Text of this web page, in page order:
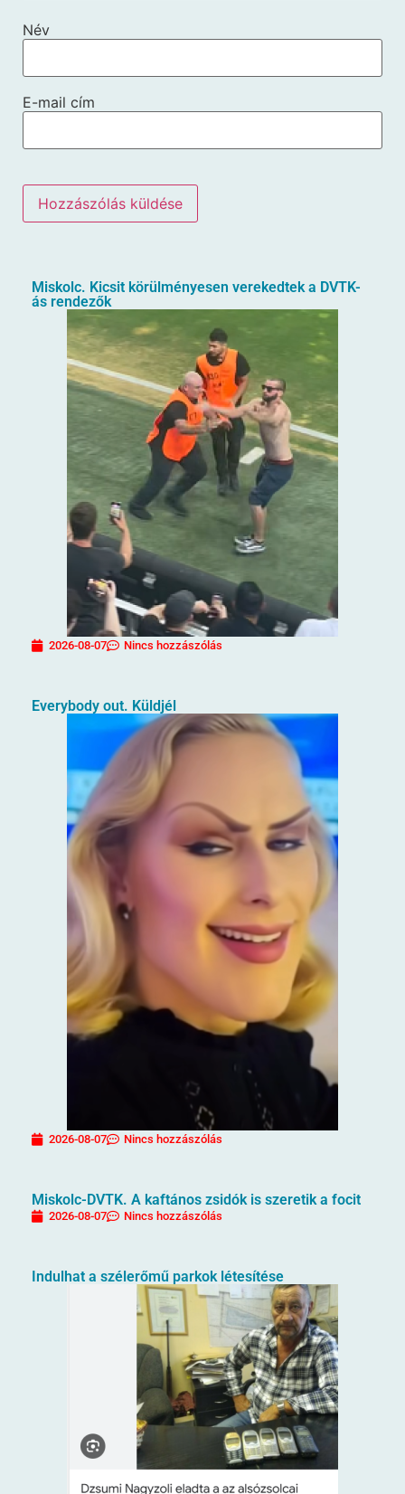
Név
E-mail cím
Miskolc. Kicsit körülményesen verekedtek a DVTK-
ás rendezők
2026-08-07 Nincs hozzászólás
Everybody out. Küldjél
2026-08-07 Nincs hozzászólás
Miskolc-DVTK. A kaftános zsidók is szeretik a focit
2026-08-07 Nincs hozzászólás
Indulhat a szélerőmű parkok létesítése